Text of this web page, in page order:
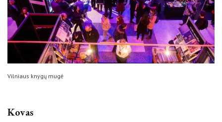
Vilniaus knygų mugė
Kovas